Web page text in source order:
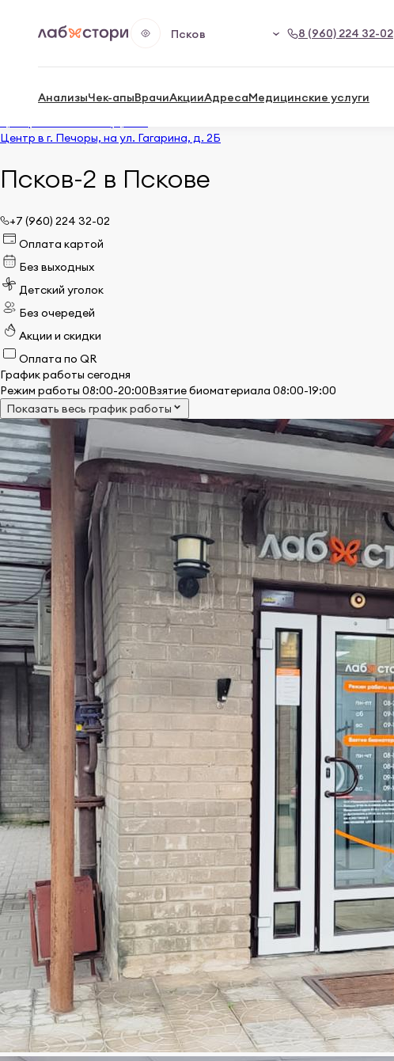
Псков 8 (960) 224 32-02
АнализыЧек-апыВрачиАкцииАдресаМедицинские услуги
3 центра в Пскове
Центр на Рижском пр., 5А
Центр в г. Печоры, на ул. Гагарина, д. 2Б
Псков-2 в Пскове
+7 (960) 224 32-02
Оплата картой
Без выходных
Детский уголок
Без очередей
Акции и скидки
Оплата по QR
График работы сегодня
Режим работы 08:00-20:00Взятие биоматериала 08:00-19:00
Показать весь график работы